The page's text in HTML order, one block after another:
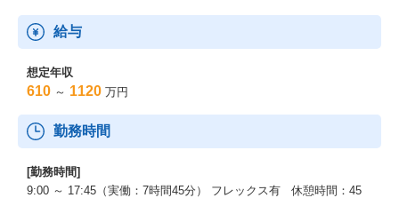
給与
想定年収
610 ～ 1120 万円
勤務時間
[勤務時間]
9:00 ～ 17:45（実働：7時間45分） フレックス有 休憩時間：45